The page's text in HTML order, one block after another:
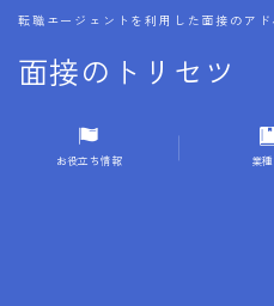
面接のトリセツ
転職エージェントを利用した面接のアド
MENU
1.成功する面接戦略
お役立ち情報 業